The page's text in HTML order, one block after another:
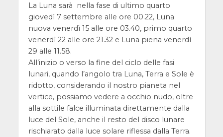
La Luna sarà nella fase di ultimo quarto
giovedì 7 settembre alle ore 00.22, Luna
nuova venerdì 15 alle ore 03.40, primo quarto
venerdì 22 alle ore 21.32 e Luna piena venerdì
29 alle 11.58.
All’inizio o verso la fine del ciclo delle fasi
lunari, quando l’angolo tra Luna, Terra e Sole è
ridotto, considerando il nostro pianeta nel
vertice, possiamo vedere a occhio nudo, oltre
alla sottile falce illuminata direttamente dalla
luce del Sole, anche il resto del disco lunare
rischiarato dalla luce solare riflessa dalla Terra.